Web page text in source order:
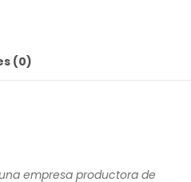
(0)
empresa productora de